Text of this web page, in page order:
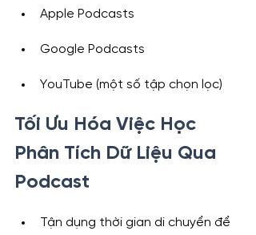
Apple Podcasts
Google Podcasts
YouTube (một số tập chọn lọc)
Tối Ưu Hóa Việc Học
Phân Tích Dữ Liệu Qua
Podcast
Tận dụng thời gian di chuyển để